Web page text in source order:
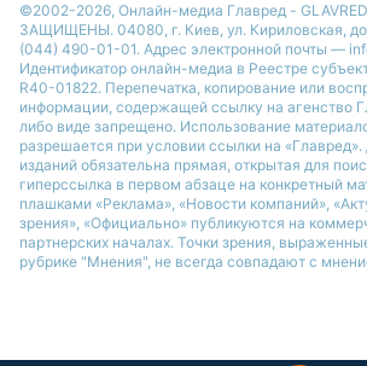
©2002-2026, Онлайн-медиа Главред -
ЗАЩИЩЕНЫ. 04080, г. Киев, ул. Кириловская,
(044) 490-01-01. Адрес электронной почты —
Идентификатор онлайн-медиа в Реестре
R40-01822. Перепечатка, копирование или
информации, содержащей ссылку на агенство
либо виде запрещено. Использование
разрешается при условии ссылки на
изданий обязательна прямая, открытая для
гиперссылка в первом абзаце на конкретный
плашками «Реклама», «Новости компаний»,
зрения», «Официально» публикуются на
партнерских началах. Точки зрения,
рубрике "Мнения", не всегда совпадают с